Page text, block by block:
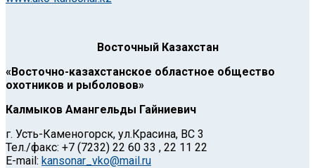
Восточный Казахстан
«Восточно-казахстанское областное общество
охотников и рыболовов»
Калмыков Амангельды Гайниевич
г. Усть-Каменогорск, ул.Красина, BC 3
Тел./факс: +7 (7232) 22 60 33 , 22 11 22
E-mail: kansonar_vko@mail.ru